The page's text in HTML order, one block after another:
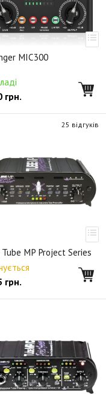
MIC300
грн.
Tube MP Project Series
грн.
25 відгуків